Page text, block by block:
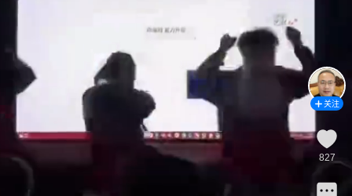
关注
827